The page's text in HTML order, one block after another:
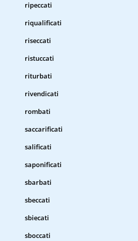
ripeccati
riqualificati
riseccati
ristuccati
riturbati
rivendicati
rombati
saccarificati
salificati
saponificati
sbarbati
sbeccati
sbiecati
sboccati